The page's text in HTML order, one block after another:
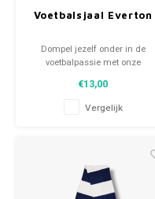
Voetbalsjaal Everton
Dompel jezelf onder in de
voetbalpassie met onze
clubmotto's tot spelersnamen,
elk stuk vertelt een verhaal. Kies
uit tweedehands en nieuwe
fansjaals!
€13,00
Vergelijk